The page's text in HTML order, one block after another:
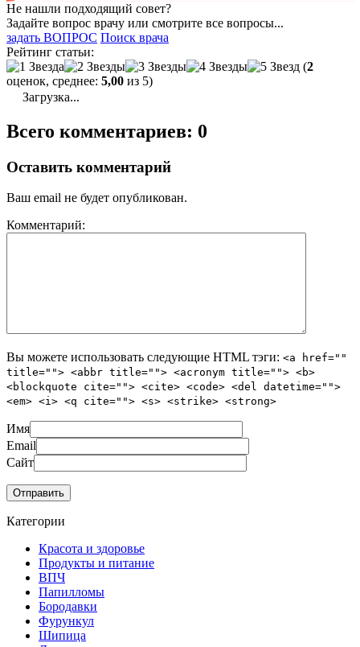
Не нашли подходящий совет?
Задайте вопрос врачу или смотрите все вопросы...
задать ВОПРОС Поиск врача
Рейтинг статьи:
(2
оценок, среднее: 5,00 из 5)
Загрузка...
Всего комментариев: 0
Оставить комментарий
Ваш email не будет опубликован.
Комментарий:
Вы можете использовать следующие HTML тэги: <a href=""
title=""> <abbr title=""> <acronym title=""> <b>
<blockquote cite=""> <cite> <code> <del datetime="">
<em> <i> <q cite=""> <s> <strike> <strong>
Имя
Email
Сайт
Категории
Красота и здоровье
Продукты и питание
ВПЧ
Папилломы
Бородавки
Фурункул
Шипица